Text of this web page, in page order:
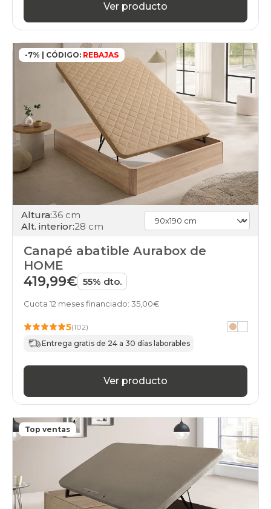
26
black-
days
canapes-
abatibles
27
black-
days
canapes-
abatibles
28
black-
days
canapes-
abatibles
33
black-
days
canapes-
abatibles
black-
ventas
canapes-
home
black-
canapes-
plus
abatibles
gama-
Ver producto
-7% | CÓDIGO: REBAJAS
Altura:36 cm
Alt. interior:28 cm
Canapé abatible Aurabox de
HOME
419,99€ 55% dto.
Cuota 12 meses financiado: 35,00€
5(102)
Entrega gratis de 24 a 30 días laborables
Ver producto
Top ventas